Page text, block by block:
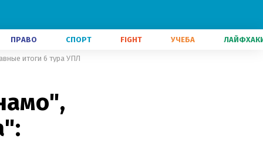
ПРАВО СПОРТ FIGHT УЧЕБА
итоги 6 тура УПЛ